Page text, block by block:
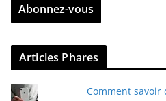
z
v
r
Abonnez-vous
Articles Phares
Comment savoir